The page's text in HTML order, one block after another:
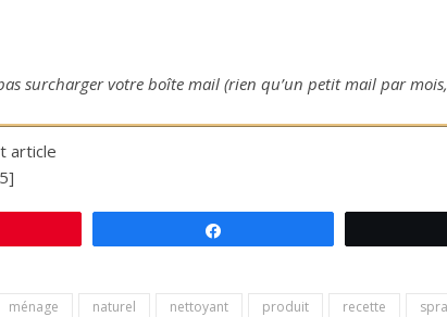
surcharger votre boîte mail (rien qu’un petit mail par
article
5]
ménage naturel nettoyant produit recette